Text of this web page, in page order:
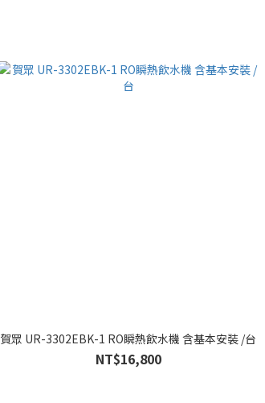
賀眾 UR-3302EBK-1 RO瞬熱飲水機 含基本安裝 /台
NT$16,800